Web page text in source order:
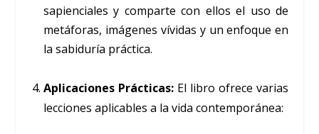
sapienciales y comparte con ellos el uso de
metáforas, imágenes vívidas y un enfoque en
la sabiduría práctica.
Aplicaciones Prácticas:El libro ofrece varias
lecciones aplicables a la vida contemporánea: